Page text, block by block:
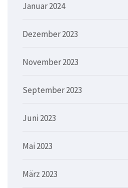
Januar 2024
Dezember 2023
November 2023
September 2023
Juni 2023
Mai 2023
März 2023